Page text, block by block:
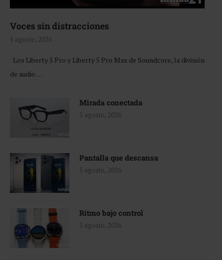
Voces sin distracciones
5 agosto, 2026
Los Liberty 5 Pro y Liberty 5 Pro Max de Soundcore, la división
de audio …
Mirada conectada
5 agosto, 2026
Pantalla que descansa
5 agosto, 2026
Ritmo bajo control
5 agosto, 2026